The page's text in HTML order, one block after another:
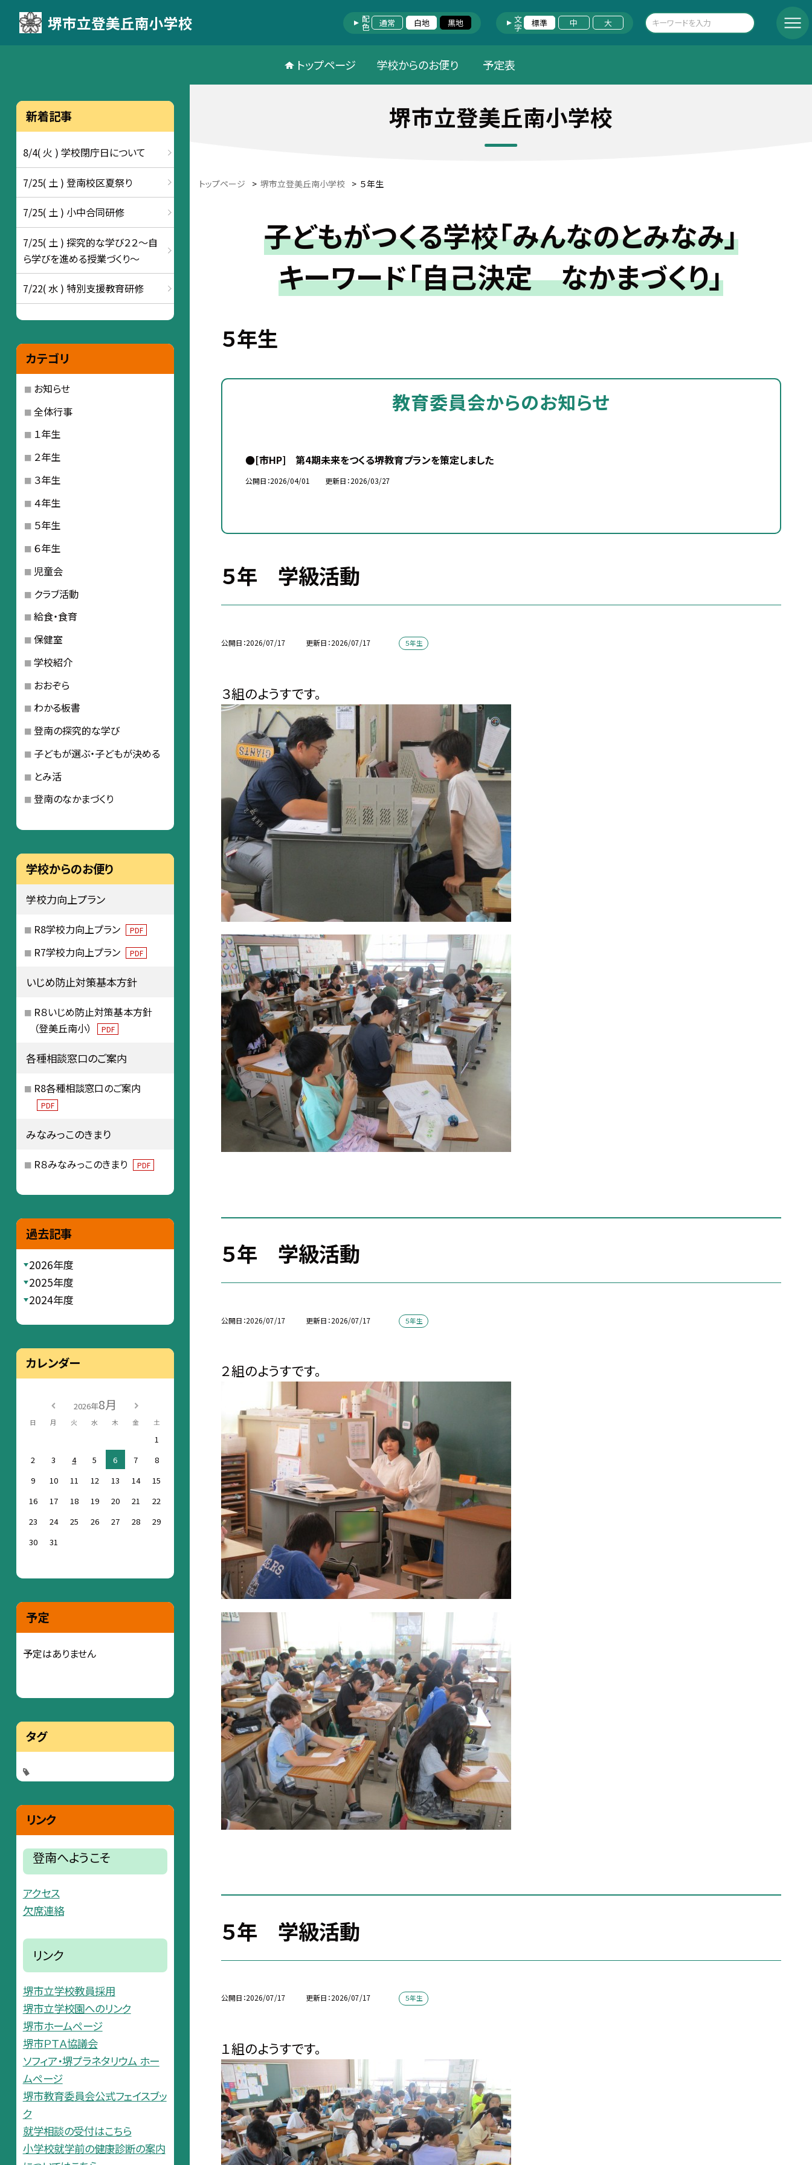
堺市立登美丘南小学校 配色 通常 白地 黒地 文字 標準 中 大
トップページ 学校からのお便り 予定表
堺市立登美丘南小学校
トップページ > 堺市立登美丘南小学校 > ５年生
子どもがつくる学校「みんなのとみなみ」
キーワード「自己決定 なかまづくり」
５年生
教育委員会からのお知らせ
●[市HP] 第4期未来をつくる堺教育プランを策定しました
公開日 2026/04/01 更新日 2026/03/27
５年 学級活動
公開日 2026/07/17 更新日 2026/07/17 ５年生
３組のようすです。
５年 学級活動
公開日 2026/07/17 更新日 2026/07/17 ５年生
２組のようすです。
５年 学級活動
公開日 2026/07/17 更新日 2026/07/17 ５年生
１組のようすです。
新着記事
8/4( 火 ) 学校閉庁日について
7/25( 土 ) 登南校区夏祭り
7/25( 土 ) 小中合同研修
7/25( 土 ) 探究的な学び２２～自
ら学びを進める授業づくり～
7/22( 水 ) 特別支援教育研修
カテゴリ
お知らせ
全体行事
１年生
２年生
３年生
４年生
５年生
６年生
児童会
クラブ活動
給食・食育
保健室
学校紹介
おおぞら
わかる板書
登南の探究的な学び
子どもが選ぶ・子どもが決める
とみ活
登南のなかまづくり
学校からのお便り
学校力向上プラン
R8学校力向上プラン PDF
R7学校力向上プラン PDF
いじめ防止対策基本方針
R８いじめ防止対策基本方針
（登美丘南小）
PDF
各種相談窓口のご案内
R8各種相談窓口のご案内
PDF
みなみっこのきまり
R８みなみっこのきまり PDF
過去記事
2026年度
2025年度
2024年度
カレンダー
2026年8月
日 月 火 水 木 金 土
1
2
3 4 5 6 7
8
9
10 11 12 13 14
15
16
17 18 19 20 21
22
23
24 25 26 27 28
29
30
31
予定
予定はありません
タグ
リンク
登南へようこそ
アクセス
欠席連絡
リンク
堺市立学校教員採用
堺市立学校園へのリンク
堺市ホームページ
堺市ＰＴＡ協議会
ソフィア・堺プラネタリウム ホー
ムページ
堺市教育委員会公式フェイスブッ
ク
就学相談の受付はこちら
小学校就学前の健康診断の案内